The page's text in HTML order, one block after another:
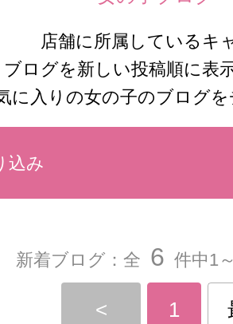
店舗に所属しているキ
ブログを新しい投稿順に表
に入りの女の子のブログ
込み
新着ブログ：全 6 件中1
< 1